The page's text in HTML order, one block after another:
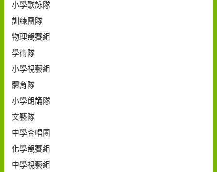
小學歌詠隊
訓練團隊
物理競賽組
學術隊
小學視藝組
體育隊
小學朗誦隊
文藝隊
中學合唱團
化學競賽組
中學視藝組